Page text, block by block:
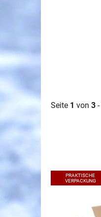
Seite 1 von 3 -
L
i
PRAKTISCHE
VERPACKUNG